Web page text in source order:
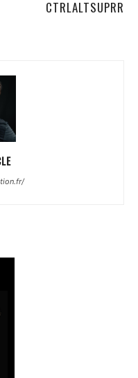
CTRLALTSUPRR